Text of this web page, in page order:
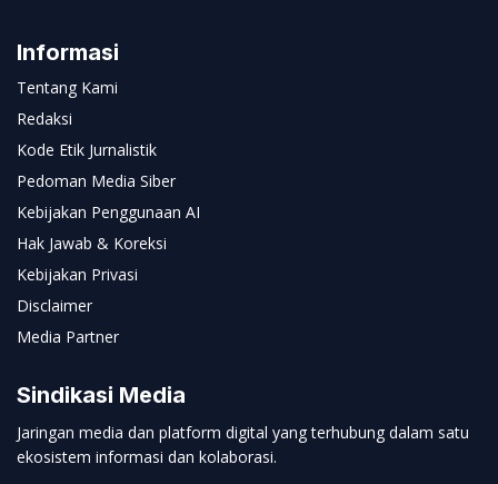
Informasi
Tentang Kami
Redaksi
Kode Etik Jurnalistik
Pedoman Media Siber
Kebijakan Penggunaan AI
Hak Jawab & Koreksi
Kebijakan Privasi
Disclaimer
Media Partner
Sindikasi Media
Jaringan media dan platform digital yang terhubung dalam satu
ekosistem informasi dan kolaborasi.